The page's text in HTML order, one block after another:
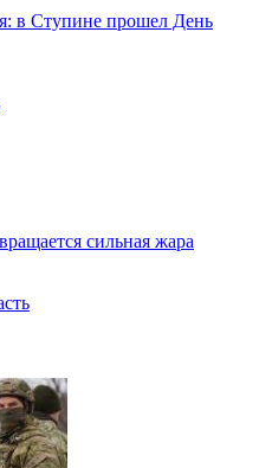
в Ступине прошел День
сильная жара